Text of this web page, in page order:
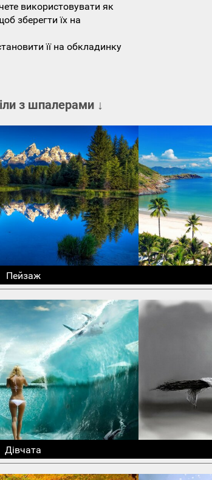
використовувати як
зберегти їх на
її на обкладинку
з шпалерами ↓
Пейзаж
Дівчата